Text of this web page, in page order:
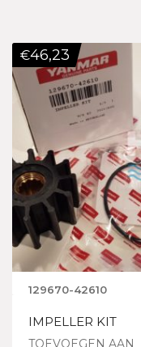
129670-42610
IMPELLER KIT
TOEVOEGEN AAN
€46,23